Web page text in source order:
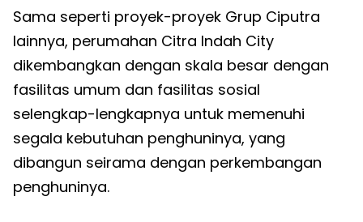
Sama seperti proyek-proyek Grup Ciputra
lainnya, perumahan Citra Indah City
dikembangkan dengan skala besar dengan
fasilitas umum dan fasilitas sosial
selengkap-lengkapnya untuk memenuhi
segala kebutuhan penghuninya, yang
dibangun seirama dengan perkembangan
penghuninya.